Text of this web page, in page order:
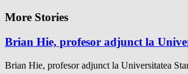
More Stories
Brian Hie, profesor adjunct la
Brian Hie, profesor adjunct la Universitatea